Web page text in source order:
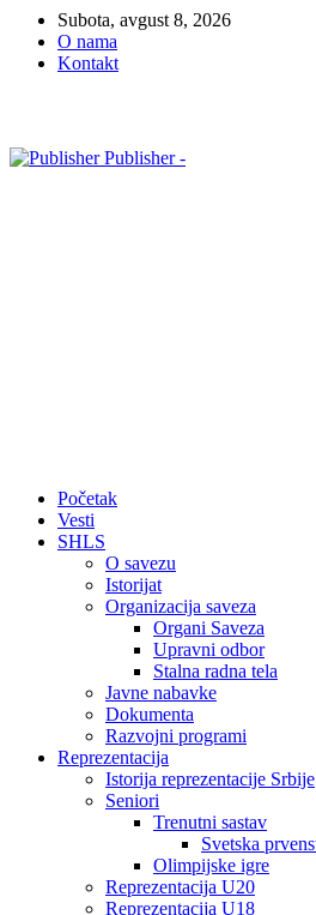
Subota, avgust 8, 2026
O nama
Kontakt
Publisher -
Početak
Vesti
SHLS
O savezu
Istorijat
Organizacija saveza
Organi Saveza
Upravni odbor
Stalna radna tela
Javne nabavke
Dokumenta
Razvojni programi
Reprezentacija
Istorija reprezentacije Srbije
Seniori
Trenutni sastav
Svetska
Olimpijske igre
Reprezentacija U20
Reprezentacija U18